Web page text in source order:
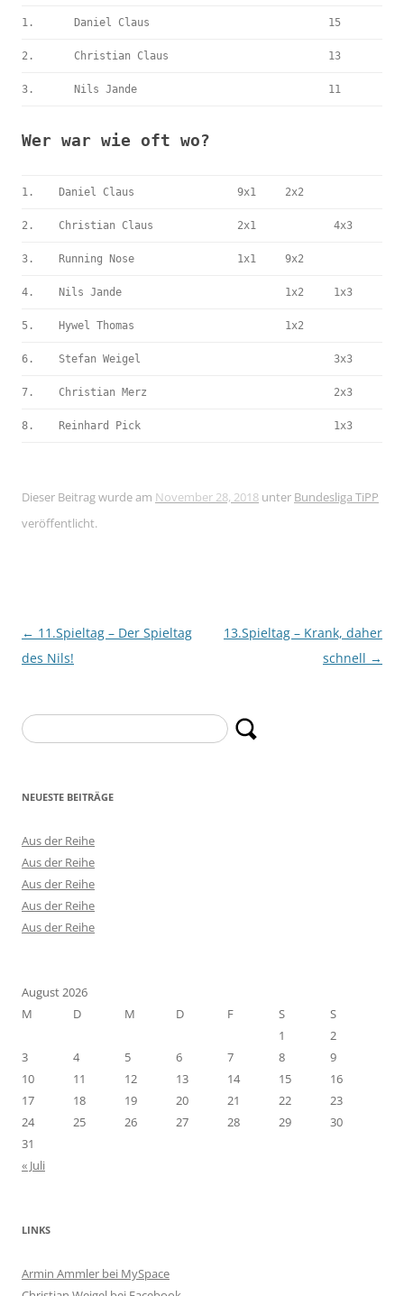
1. Daniel Claus 15
2. Christian Claus 13
3. Nils Jande 11
Wer war wie oft wo?
1. Daniel Claus 9x1 2x2
2. Christian Claus 2x1 4x3
3. Running Nose 1x1 9x2
4. Nils Jande 1x2 1x3
5. Hywel Thomas 1x2
6. Stefan Weigel 3x3
7. Christian Merz 2x3
8. Reinhard Pick 1x3
Dieser Beitrag wurde am November 28, 2018 unter Bundesliga TiPP
veröffentlicht.
Beitragsnavigation
← 11.Spieltag – Der Spieltag
des Nils!
13.Spieltag – Krank, daher
schnell →
Suchen
nach:
NEUESTE BEITRÄGE
Aus der Reihe
Aus der Reihe
Aus der Reihe
Aus der Reihe
Aus der Reihe
August 2026
M
D M D F S
S
1
2
3
4 5 6 7 8
9
10
11 12 13 14 15
16
17
18 19 20 21 22
23
24
25 26 27 28 29
30
31
« Juli
LINKS
Armin Ammler bei MySpace